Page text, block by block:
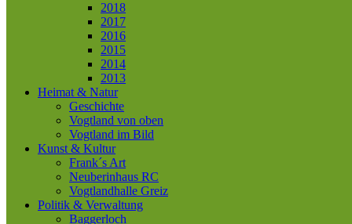
2018
2017
2016
2015
2014
2013
Heimat & Natur
Geschichte
Vogtland von oben
Vogtland im Bild
Kunst & Kultur
Frank´s Art
Neuberinhaus RC
Vogtlandhalle Greiz
Politik & Verwaltung
Baggerloch